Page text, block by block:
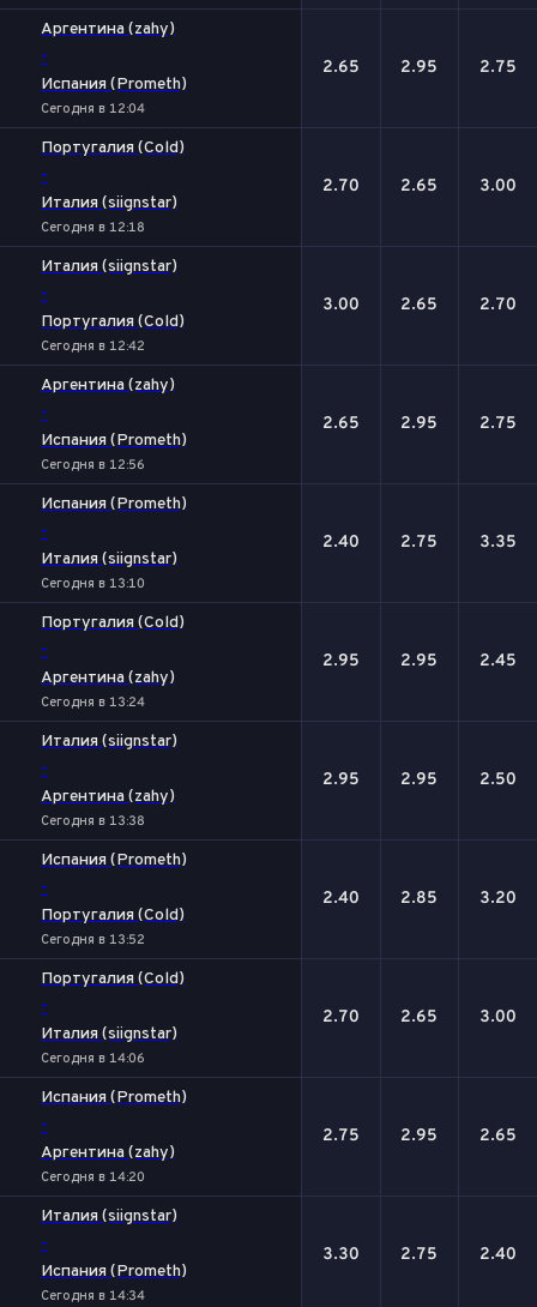
Аргентина (zahy)
-
Испания (Prometh)
Сегодня в 12:04
2.65 2.95 2.75
Португалия (Cold)
-
Италия (siignstar)
Сегодня в 12:18
2.70 2.65 3.00
Италия (siignstar)
-
Португалия (Cold)
Сегодня в 12:42
3.00 2.65 2.70
Аргентина (zahy)
-
Испания (Prometh)
Сегодня в 12:56
2.65 2.95 2.75
Испания (Prometh)
-
Италия (siignstar)
Сегодня в 13:10
2.40 2.75 3.35
Португалия (Cold)
-
Аргентина (zahy)
Сегодня в 13:24
2.95 2.95 2.45
Италия (siignstar)
-
Аргентина (zahy)
Сегодня в 13:38
2.95 2.95 2.50
Испания (Prometh)
-
Португалия (Cold)
Сегодня в 13:52
2.40 2.85 3.20
Португалия (Cold)
-
Италия (siignstar)
Сегодня в 14:06
2.70 2.65 3.00
Испания (Prometh)
-
Аргентина (zahy)
Сегодня в 14:20
2.75 2.95 2.65
Италия (siignstar)
-
Испания (Prometh)
Сегодня в 14:34
3.30 2.75 2.40